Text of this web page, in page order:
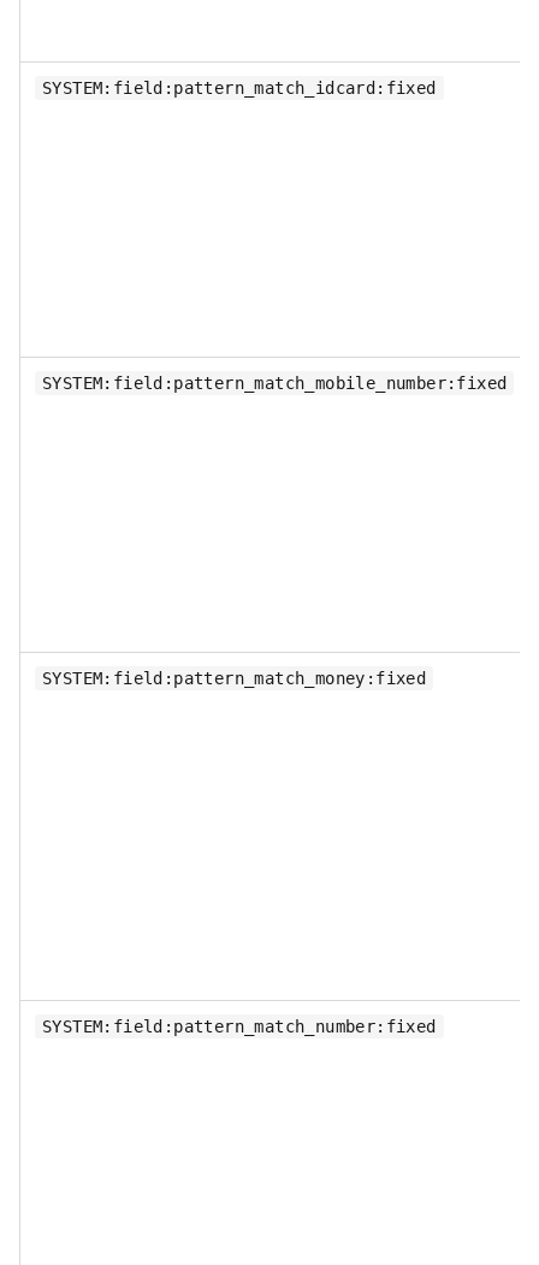
SYSTEM:field:pattern_match_idcard:fixed
SYSTEM:field:pattern_match_mobile_number:fixed
SYSTEM:field:pattern_match_money:fixed
SYSTEM:field:pattern_match_number:fixed